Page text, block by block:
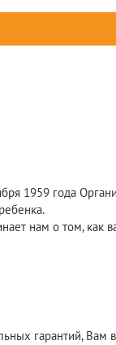
года
нам о том, как
гарантий, Вам